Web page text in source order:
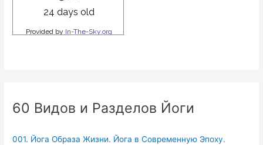
60 Видов и Разделов Йоги
001. Йога Образа Жизни. Йога в Современную Эпоху.